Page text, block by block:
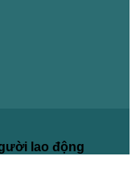
lao động